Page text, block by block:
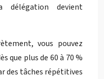
délégation devient
vous pouvez
que plus de 60 à 70 %
des tâches répétitives